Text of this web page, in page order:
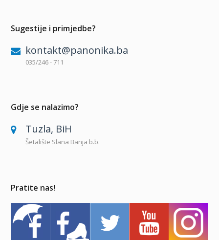
Sugestije i primjedbe?
kontakt@panonika.ba
035/246 - 711
Gdje se nalazimo?
Tuzla, BiH
Šetalište Slana Banja b.b.
Pratite nas!